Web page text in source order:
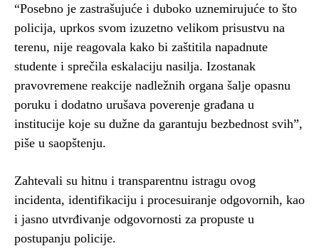
“Posebno je zastrašujuće i duboko uznemirujuće to što
policija, uprkos svom izuzetno velikom prisustvu na
terenu, nije reagovala kako bi zaštitila napadnute
studente i sprečila eskalaciju nasilja. Izostanak
pravovremene reakcije nadležnih organa šalje opasnu
poruku i dodatno urušava poverenje građana u
institucije koje su dužne da garantuju bezbednost svih”,
piše u saopštenju.
Zahtevali su hitnu i transparentnu istragu ovog
incidenta, identifikaciju i procesuiranje odgovornih, kao
i jasno utvrđivanje odgovornosti za propuste u
postupanju policije.